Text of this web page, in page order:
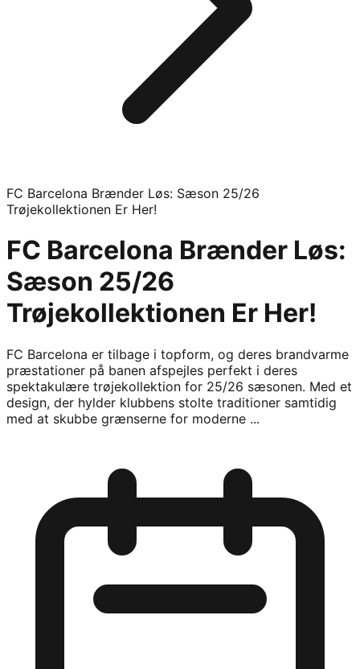
FC Barcelona Brænder Løs: Sæson 25/26
Trøjekollektionen Er Her!
FC Barcelona Brænder Løs:
Sæson 25/26
Trøjekollektionen Er Her!
FC Barcelona er tilbage i topform, og deres brandvarme
præstationer på banen afspejles perfekt i deres
spektakulære trøjekollektion for 25/26 sæsonen. Med et
design, der hylder klubbens stolte traditioner samtidig
med at skubbe grænserne for moderne ...